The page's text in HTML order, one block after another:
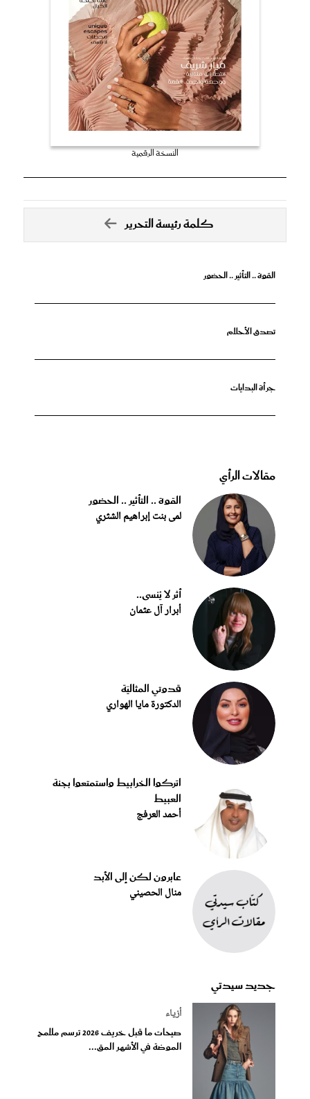
النسخة الرقمية
كلمة رئيسة التحرير
القوة .. التأثير .. الحضور
تصدق الأحلام
جرأة البدايات
مقالات الرأي
القوة .. التأثير .. الحضور
لمى بنت إبراهيم الشثري
أثر لا يُنسى..
أبرار آل عثمان
قدوتي المثاليّة
الدكتورة مايا الهواري
اتركوا الخرابيط واستمتعوا بجنة
العبيط
أحمد العرفج
عابرون لكن إلى الأبد
منال الحصيني
جديد سيدتي
أزياء
صيحات ما قبل خريف 2026 ترسم ملامح
الموضة في الأشهر المق...